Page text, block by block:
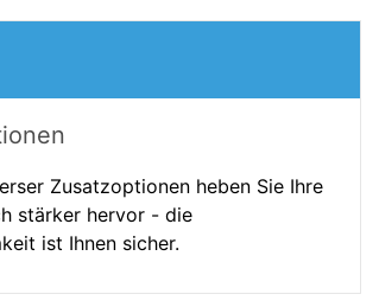
Zusatzoptionen heben Sie Ihre
stärker hervor - die
ist Ihnen sicher.